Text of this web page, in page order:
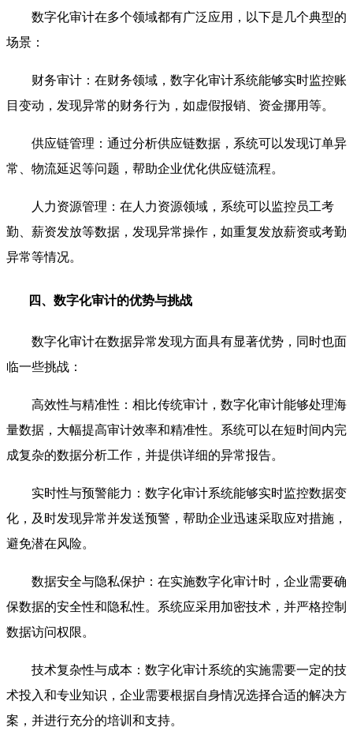
数字化审计在多个领域都有广泛应用，以下是几个典型的
场景：
财务审计：在财务领域，数字化审计系统能够实时监控账
目变动，发现异常的财务行为，如虚假报销、资金挪用等。
供应链管理：通过分析供应链数据，系统可以发现订单异
常、物流延迟等问题，帮助企业优化供应链流程。
人力资源管理：在人力资源领域，系统可以监控员工考
勤、薪资发放等数据，发现异常操作，如重复发放薪资或考勤
异常等情况。
四、数字化审计的优势与挑战
数字化审计在数据异常发现方面具有显著优势，同时也面
临一些挑战：
高效性与精准性：相比传统审计，数字化审计能够处理海
量数据，大幅提高审计效率和精准性。系统可以在短时间内完
成复杂的数据分析工作，并提供详细的异常报告。
实时性与预警能力：数字化审计系统能够实时监控数据变
化，及时发现异常并发送预警，帮助企业迅速采取应对措施，
避免潜在风险。
数据安全与隐私保护：在实施数字化审计时，企业需要确
保数据的安全性和隐私性。系统应采用加密技术，并严格控制
数据访问权限。
技术复杂性与成本：数字化审计系统的实施需要一定的技
术投入和专业知识，企业需要根据自身情况选择合适的解决方
案，并进行充分的培训和支持。